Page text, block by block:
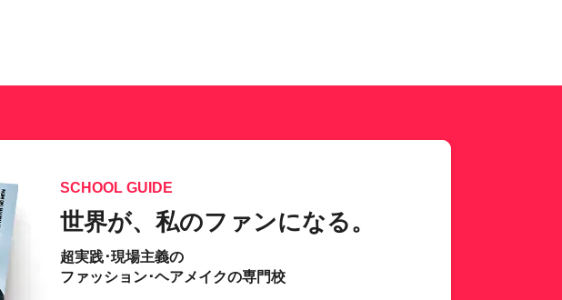
SCHOOL GUIDE
世界が、私のファンになる。
超実践･現場主義の
ファッション･ヘアメイクの専門校